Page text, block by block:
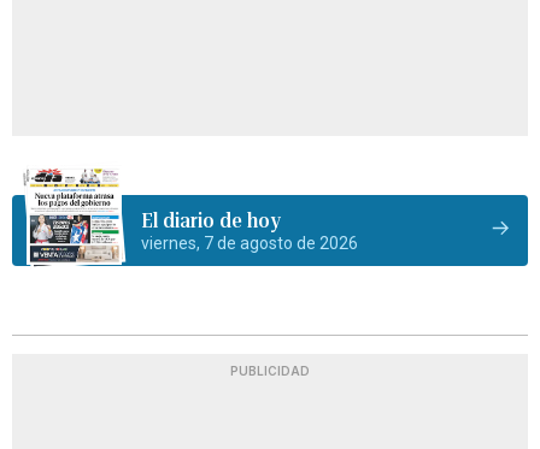
El diario de hoy
viernes, 7 de agosto de 2026
PUBLICIDAD